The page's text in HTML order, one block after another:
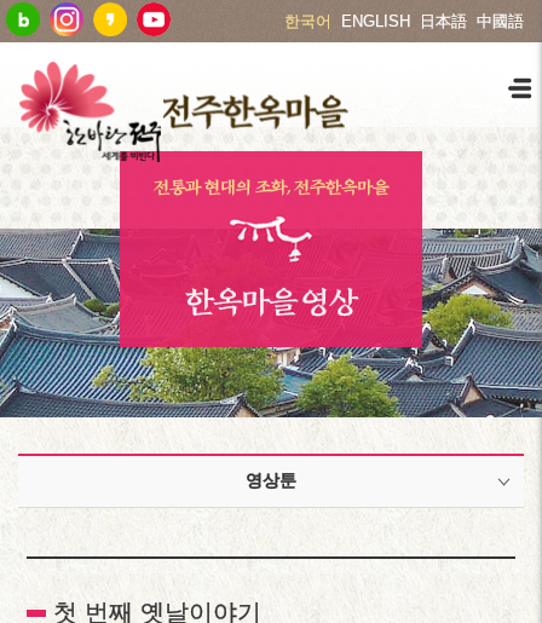
한국어 ENGLISH 日本語 中國語
전통과 현대의 조화, 전주한옥마을
한옥마을 영상
영상툰
첫 번째 옛날이야기